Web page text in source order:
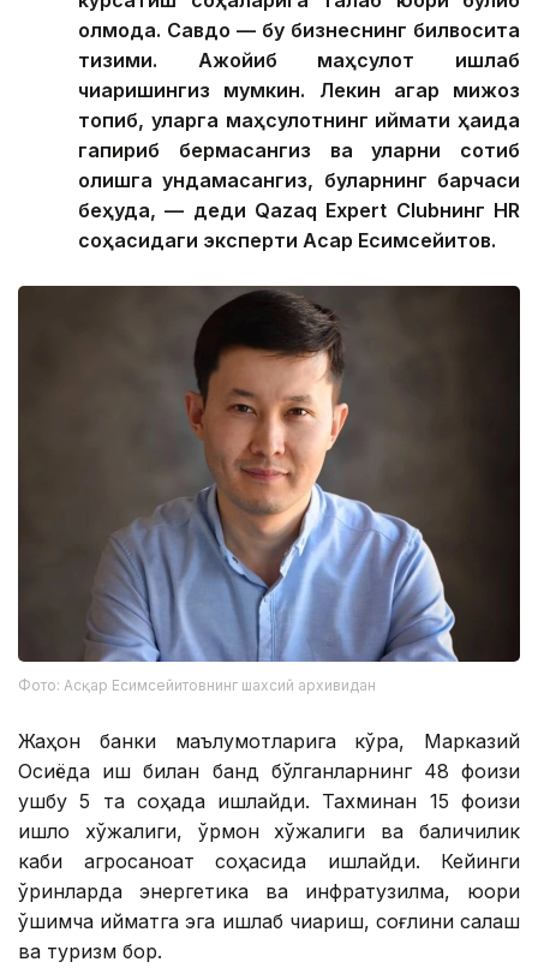
қолмоқда. Савдо — бу бизнеснинг билвосита
тизими. Ажойиб маҳсулот ишлаб
чиқаришингиз мумкин. Лекин агар мижоз
топиб, уларга маҳсулотнинг қиймати ҳақида
гапириб бермасангиз ва уларни сотиб
олишга ундамасангиз, буларнинг барчаси
беҳуда, — деди Qazaq Expert Clubнинг HR
соҳасидаги эксперти Асқар Есимсейитов.
Фото: Асқар Есимсейитовнинг шахсий архивидан
Жаҳон банки маълумотларига кўра, Марказий
Осиёда иш билан банд бўлганларнинг 48 фоизи
ушбу 5 та соҳада ишлайди. Тахминан 15 фоизи
қишлоқ хўжалиги, ўрмон хўжалиги ва балиқчилик
каби агросаноат соҳасида ишлайди. Кейинги
ўринларда энергетика ва инфратузилма, юқори
қўшимча қийматга эга ишлаб чиқариш, соғлиқни сақлаш
ва туризм бор.